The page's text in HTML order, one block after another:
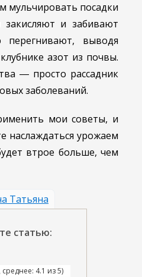
мульчировать посадки
и забивают
перегнивают, выводя
азот из почвы.
― просто рассадник
заболеваний.
мои советы, и
наслаждаться урожаем
втрое больше, чем
Татьяна
статью:
среднее: 4.1 из 5)